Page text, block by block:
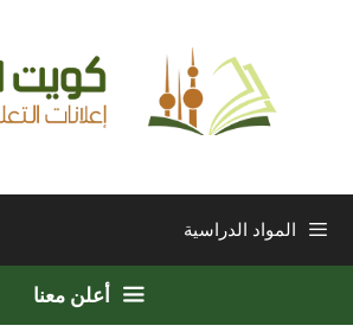
المواد الدراسية
أعلن معنا